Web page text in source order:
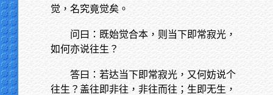
觉，名究竟觉矣。
问曰：既始觉合本，则当下即常寂光，
如何亦说往生？
答曰：若达当下即常寂光，又何妨说个
往生？盖往即非往，非往而往；生即无生，